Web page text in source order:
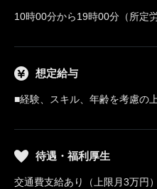
10時00分から19時00分（所定
想定給与
■経験、スキル、年齢を考慮の
待遇・福利厚生
交通費支給あり（上限月3万円